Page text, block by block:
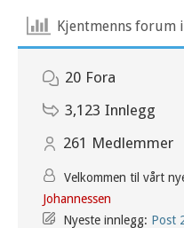
Kjentmenns forum
20 Fora
3,123 Innlegg
261 Medlemmer
Velkommen til vårt
Johannessen
Nyeste innlegg: Post